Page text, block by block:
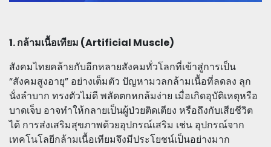
1. กล้ามเนื้อเทียม (Artificial Muscle)
สังคมไทยคล้ายกับอีกหลายสังคมทั่วโลกที่เข้าสู่การเป็น
“สังคมสูงอายุ” อย่างเต็มตัว ปัญหามวลกล้ามเนื้อที่ลดลง ลุก
นั่งลำบาก ทรงตัวไม่ดี พลัดตกหกล้มง่าย เมื่อเกิดอุบัติเหตุหรือ
บาดเจ็บ อาจทำให้กลายเป็นผู้ป่วยติดเตียง หรือถึงกับเสียชีวิต
ได้ การส่งเสริมสุขภาพด้วยอุปกรณ์เสริม เช่น อุปกรณ์จาก
เทคโนโลยีกล้ามเนื้อเทียมจึงมีประโยชน์เป็นอย่างมาก